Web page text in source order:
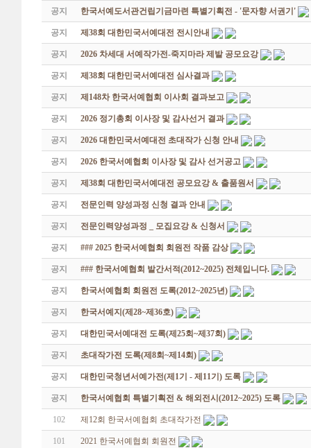
공지 한국서예도서관건립기금마련 특별기획전 - '문자향 서권기'
공지 제38회 대한민국서예대전 전시안내
공지 2026 차세대 서예작가전-죽지마라 제발 공모요강
공지 제38회 대한민국서예대전 심사결과
공지 제148차 한국서예협회 이사회 결과보고
공지 2026 정기총회 이사장 및 감사선거 결과
공지 2026 대한민국서예대전 초대작가 신청 안내
공지 2026 한국서예협회 이사장 및 감사 선거공고
공지 제38회 대한민국서예대전 공모요강 & 출품원서
공지 전문인력 양성과정 신청 결과 안내
공지 전문인력양성과정 _ 모집요강 & 신청서
공지 ### 2025 한국서예협회 회원전 작품 감상
공지 ### 한국서예협회 발간서적(2012~2025) 전체입니다.
공지 한국서예협회 회원전 도록(2012~2025년)
공지 한국서예지(제28~제36호)
공지 대한민국서예대전 도록(제25회~제37회)
공지 초대작가전 도록(제8회~제14회)
공지 대한민국청년서예가전(제1기 - 제11기) 도록
공지 한국서예협회 특별기획전 & 해외전시(2012~2025) 도록
102 제12회 한국서예협회 초대작가전
101 2021 한국서예협회 회원전